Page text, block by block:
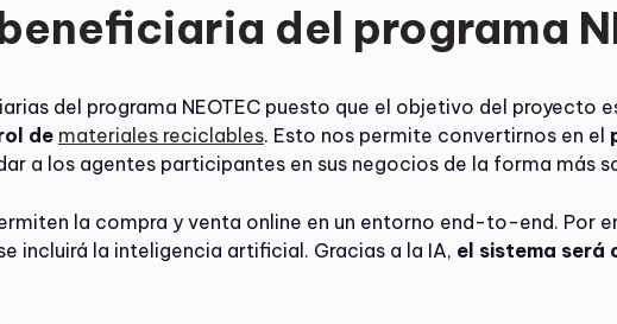
del programa
del programa NEOTEC puesto que el objetivo del proyecto
de materiales reciclables. Esto nos permite convertirnos en el
a los agentes participantes en sus negocios de la forma más
la compra y venta online en un entorno end-to-end. Por
incluirá la inteligencia artificial. Gracias a la IA, el sistema será